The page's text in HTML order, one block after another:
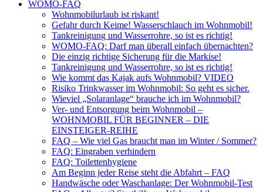
WOMO-FAQ
Wohnmobilurlaub ist riskant!
Gefahr durch Keime! Wasserschlauch im Wohnmobil!
Tankreinigung und Wasserrohre, so ist es richtig!
WOMO-FAQ: Darf man überall einfach übernachten?
Die einzig richtige Sicherung für die Markise!
Tankreinigung und Wasserrohre, so ist es richtig!
Wie kommt das Kajak aufs Wohnmobil? VIDEO
Risiko Trinkwasser im Wohnmobil: So geht es sicher.
Wieviel „Solaranlage“ brauche ich im Wohnmobil?
Ver- und Entsorgung beim Wohnmobil –
WOHNMOBIL FÜR BEGINNER – DIE
EINSTEIGER-REIHE
FAQ – Wie viel Gas braucht man im Winter / Sommer?
FAQ: Eingraben verhindern
FAQ: Toilettenhygiene
Am Beginn jeder Reise steht die Abfahrt – FAQ
Handwäsche oder Waschanlage: Der Wohnmobil-Test